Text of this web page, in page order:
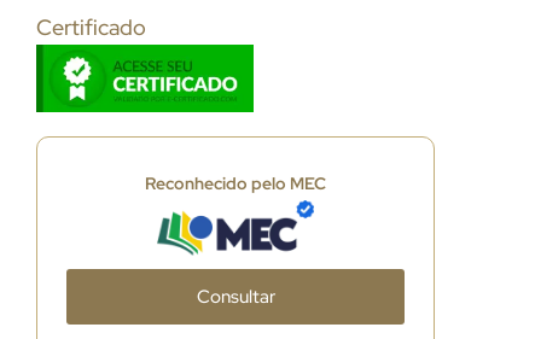
Certificado
Reconhecido pelo MEC
Consultar